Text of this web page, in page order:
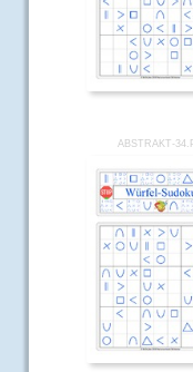
ABSTRAKT-